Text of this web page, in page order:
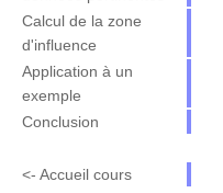
Calcul de la zone
d'influence
Application à un
exemple
Conclusion
<- Accueil cours